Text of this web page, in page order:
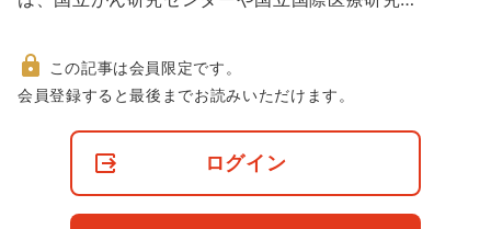
非
この記事は会員限定です。
会員登録すると最後までお読みいただけます。
ログイン